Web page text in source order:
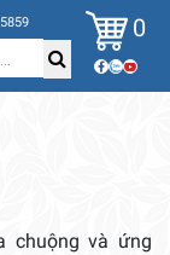
0
chuộng và ứng